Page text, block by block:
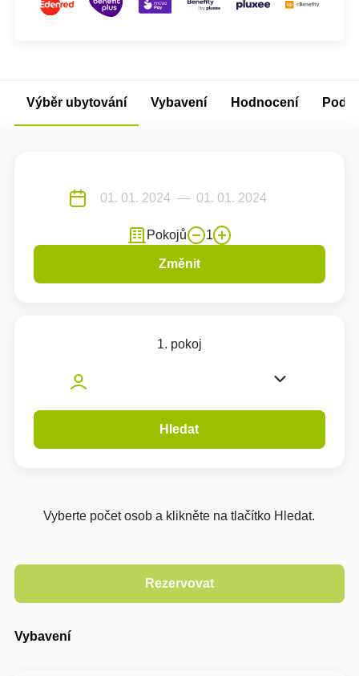
Výběr ubytování Vybavení Hodnocení
Pokojů 1
Změnit
1. pokoj
Hledat
Vyberte počet osob a klikněte na tlačítko Hledat.
Vybavení